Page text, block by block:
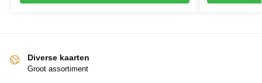
Diverse kaarten
Groot assortiment